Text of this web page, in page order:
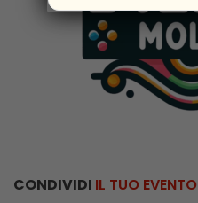
CONDIVIDI IL TUO EVENTO